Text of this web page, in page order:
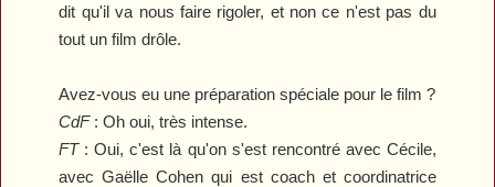
dit qu'il va nous faire rigoler, et non ce n'est pas du
tout un film drôle.
Avez-vous eu une préparation spéciale pour le film ?
CdF :Oh oui, très intense.
FT: Oui, c'est là qu'on s'est rencontré avec Cécile,
avec Gaëlle Cohen qui est coach et coordinatrice